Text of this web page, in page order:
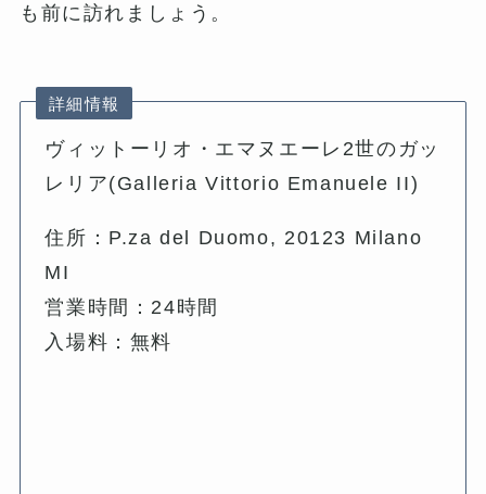
も前に訪れましょう。
詳細情報
ヴィットーリオ・エマヌエーレ2世のガッ
レリア(Galleria Vittorio Emanuele II)
住所：P.za del Duomo, 20123 Milano
MI
営業時間：24時間
入場料：無料